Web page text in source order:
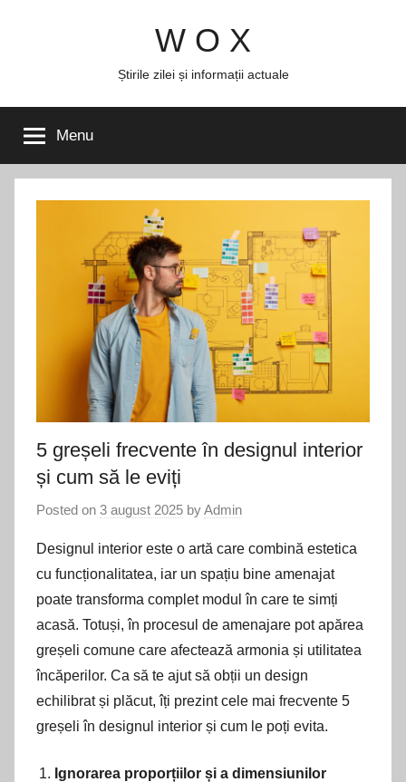
W O X
Știrile zilei și informații actuale
Menu
5 greșeli frecvente în designul interior
și cum să le eviți
Posted on 3 august 2025 byAdmin
Designul interior este o artă care combină estetica
cu funcționalitatea, iar un spațiu bine amenajat
poate transforma complet modul în care te simți
acasă. Totuși, în procesul de amenajare pot apărea
greșeli comune care afectează armonia și utilitatea
încăperilor. Ca să te ajut să obții un design
echilibrat și plăcut, îți prezint cele mai frecvente 5
greșeli în designul interior și cum le poți evita.
Ignorarea proporțiilor și a dimensiunilor